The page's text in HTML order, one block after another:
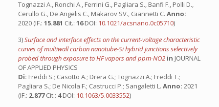
Tognazzi A., Ronchi A., Ferrini G., Pagliara S., Banfi F., Polli D.,
Cerullo G., De Angelis C., Makarov SV., Giannetti C. Anno:
2020 (IF.: 15.881 Cit.: 16DOI: 10.1021/acsnano.0c05710)
3)Surface and interface effects on the current-voltage characteristic
curves of multiwall carbon nanotube-Si hybrid junctions selectively
probed through exposure to HF vapors and ppm-NO2 in JOURNAL
OF APPLIED PHYSICS
Di: Freddi S.; Casotto A.; Drera G.; Tognazzi A.; Freddi T.;
Pagliara S.; De Nicola F.; Castrucci P.; Sangaletti L. Anno: 2021
(IF.: 2.877Cit.: 4DOI: 10.1063/5.0033552)